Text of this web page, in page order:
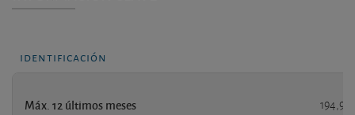
identificación
Máx. 12 últimos meses 194,90